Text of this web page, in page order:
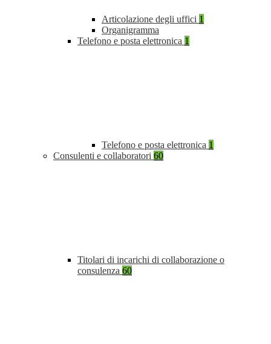
Articolazione degli uffici 1
Organigramma
Telefono e posta elettronica 1
Telefono e posta elettronica 1
Consulenti e collaboratori 60
Titolari di incarichi di collaborazione o
consulenza 60